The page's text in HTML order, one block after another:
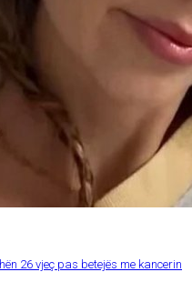
26 vjeç pas betejës me kancerin